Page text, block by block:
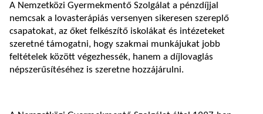
A Nemzetközi Gyermekmentő Szolgálat a pénzdíjjal
nemcsak a lovasterápiás versenyen sikeresen szereplő
csapatokat, az őket felkészítő iskolákat és intézeteket
szeretné támogatni, hogy szakmai munkájukat jobb
feltételek között végezhessék, hanem a díjlovaglás
népszerűsítéséhez is szeretne hozzájárulni.